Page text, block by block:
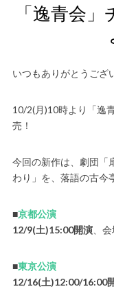
「逸青会
いつもありがとうござ
10/2(月)10時より「逸青
売！
今回の新作は、劇団「
わり」を、落語の古今
■京都公演
12/9(土)15:00開演、
■東京公演
12/16(土)12:00/16:00